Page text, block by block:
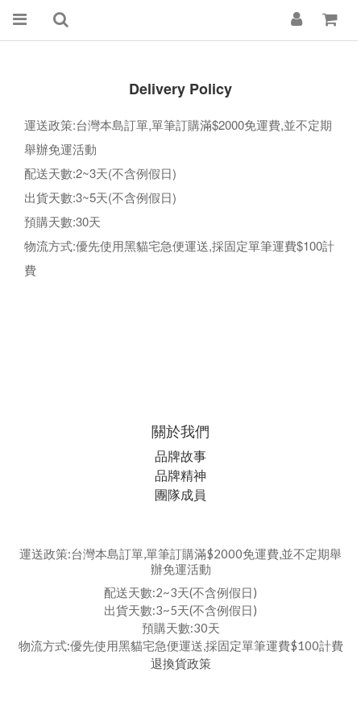
Delivery Policy
運送政策:台灣本島訂單,單筆訂購滿$2000免運費,並不定期
舉辦免運活動
配送天數:2~3天(不含例假日)
出貨天數:3~5天(不含例假日)
預購天數:30天
物流方式:優先使用黑貓宅急便運送,採固定單筆運費$100計
費
關於我們
品牌故事
品牌精神
團隊成員
運送政策:台灣本島訂單,單筆訂購滿$2000免運費,並不定期舉
辦免運活動
配送天數:2~3天(不含例假日)
出貨天數:3~5天(不含例假日)
預購天數:30天
物流方式:優先使用黑貓宅急便運送,採固定單筆運費$100計費
退換貨政策